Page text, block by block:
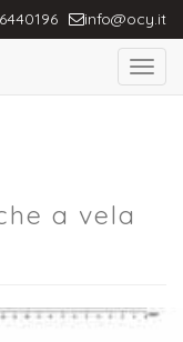
info@ocy.it
a vela